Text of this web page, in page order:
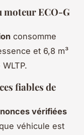
moteur ECO-G
consomme
et 6,8 m³
fiables de
vérifiées
véhicule est